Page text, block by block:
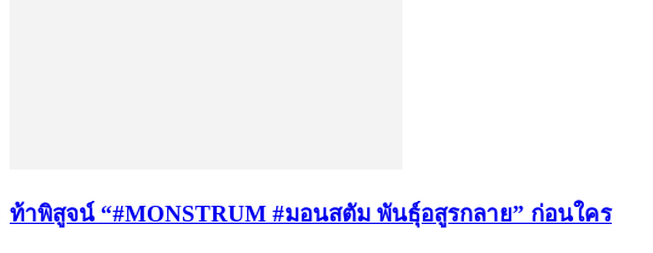
ท้าพิสูจน์ “#MONSTRUM #มอนสตัม พันธุ์อสูรกลาย” ก่อนใคร